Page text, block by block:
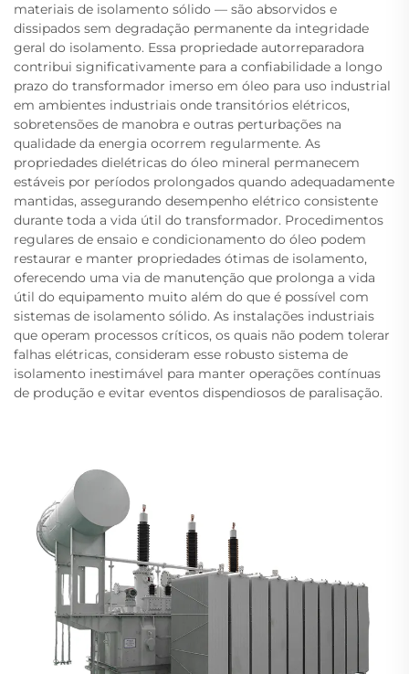
materiais de isolamento sólido — são absorvidos e
dissipados sem degradação permanente da integridade
geral do isolamento. Essa propriedade autorreparadora
contribui significativamente para a confiabilidade a longo
prazo do transformador imerso em óleo para uso industrial
em ambientes industriais onde transitórios elétricos,
sobretensões de manobra e outras perturbações na
qualidade da energia ocorrem regularmente. As
propriedades dielétricas do óleo mineral permanecem
estáveis por períodos prolongados quando adequadamente
mantidas, assegurando desempenho elétrico consistente
durante toda a vida útil do transformador. Procedimentos
regulares de ensaio e condicionamento do óleo podem
restaurar e manter propriedades ótimas de isolamento,
oferecendo uma via de manutenção que prolonga a vida
útil do equipamento muito além do que é possível com
sistemas de isolamento sólido. As instalações industriais
que operam processos críticos, os quais não podem tolerar
falhas elétricas, consideram esse robusto sistema de
isolamento inestimável para manter operações contínuas
de produção e evitar eventos dispendiosos de paralisação.